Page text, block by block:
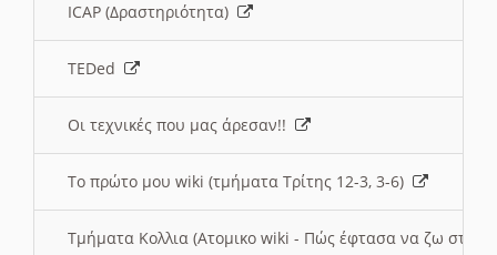
ICAP (Δραστηριότητα)
TEDed
Οι τεχνικές που μας άρεσαν!!
Το πρώτο μου wiki (τμήματα Τρίτης 12-3, 3-6)
Τμήματα Κολλια (Ατομικο wiki - Πώς έφτασα να ζω στην